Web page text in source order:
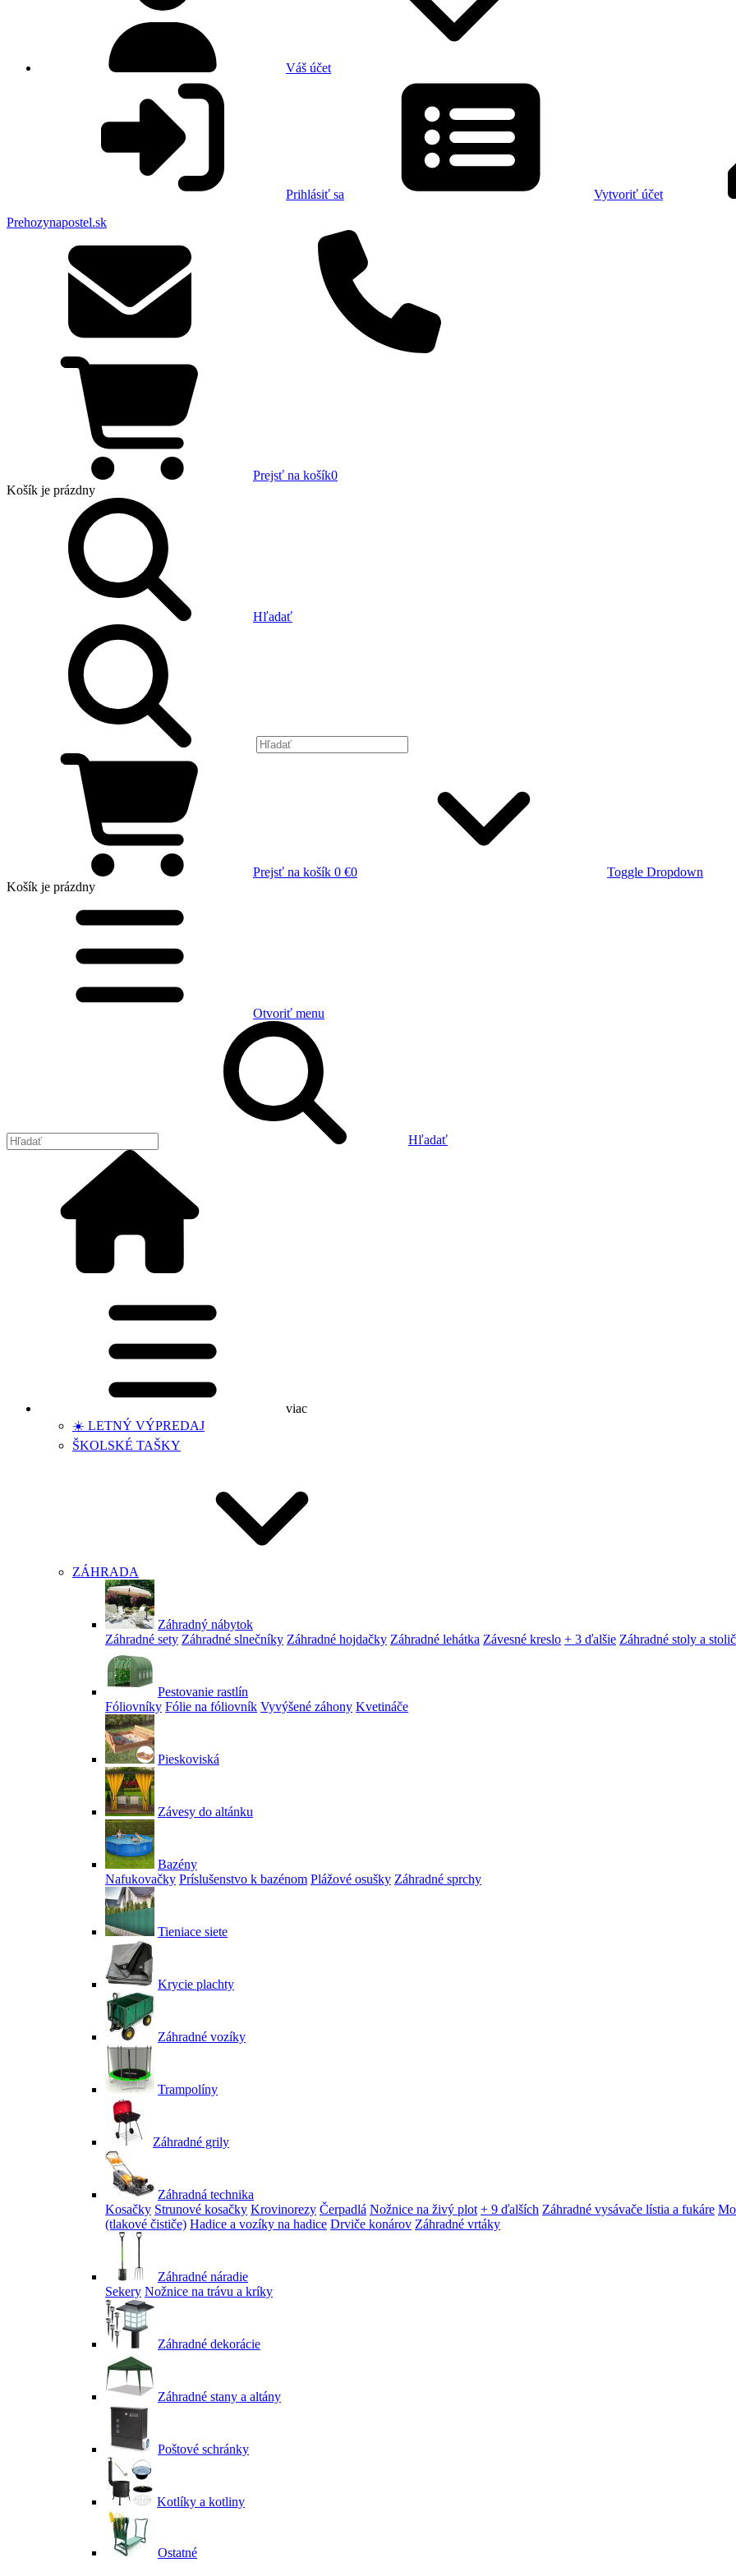
Váš účet
Prihlásiť sa Vytvoriť účet
Prehozynapostel.sk
Prejsť na košík0
Košík je prázdny
Hľadať
Prejsť na košík 0 €0
Toggle Dropdown
Košík je prázdny
Otvoriť menu
Hľadať
viac
☀️ LETNÝ VÝPREDAJ
ŠKOLSKÉ TAŠKY
ZÁHRADA
Záhradný nábytok
Záhradné sety Záhradné slnečníky Záhradné hojdačky Záhradné lehátka Závesné kreslo + 3 ďalšie Záhradné stoly a
Pestovanie rastlín
Fóliovníky Fólie na fóliovník Vyvýšené záhony Kvetináče
Pieskoviská
Závesy do altánku
Bazény
Nafukovačky Príslušenstvo k bazénom Plážové osušky Záhradné sprchy
Tieniace siete
Krycie plachty
Záhradné vozíky
Trampolíny
Záhradné grily
Záhradná technika
Kosačky Strunové kosačky Krovinorezy Čerpadlá Nožnice na živý plot + 9 ďalších Záhradné vysávače lístia a fukáre
(tlakové čističe) Hadice a vozíky na hadice Drviče konárov Záhradné vrtáky
Záhradné náradie
Sekery Nožnice na trávu a kríky
Záhradné dekorácie
Záhradné stany a altány
Poštové schránky
Kotlíky a kotliny
Ostatné